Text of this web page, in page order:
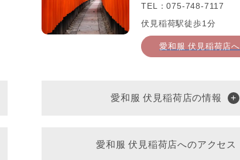
TEL：075-748-7117
伏見稲荷駅徒歩1分
愛和服 伏見稲荷店へ
愛和服 伏見稲荷店の情報
愛和服 伏見稲荷店へのアクセス